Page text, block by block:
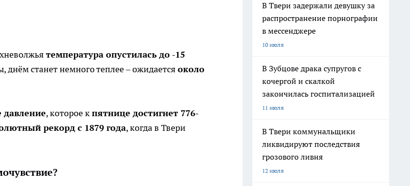
температура опустилась до -15
станет немного теплее – ожидается около
давление, которое кпятнице достигнет 776-
рекорд с 1879 года, когда в Твери
В Твери задержали девушку за
распространение порнографии
в мессенджере
10 июля
В Зубцове драка супругов с
кочергой и скалкой
закончилась госпитализацией
11 июля
В Твери коммунальщики
ликвидируют последствия
грозового ливня
12 июля